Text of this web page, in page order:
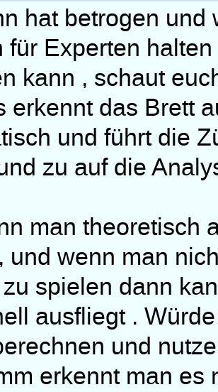
hat betrogen
für Experten
kann , schaut
erkennt das Brett
und führt die
zu auf die
man theoretisch
und wenn man
spielen dann
ausfliegt .
und
erkennt man es